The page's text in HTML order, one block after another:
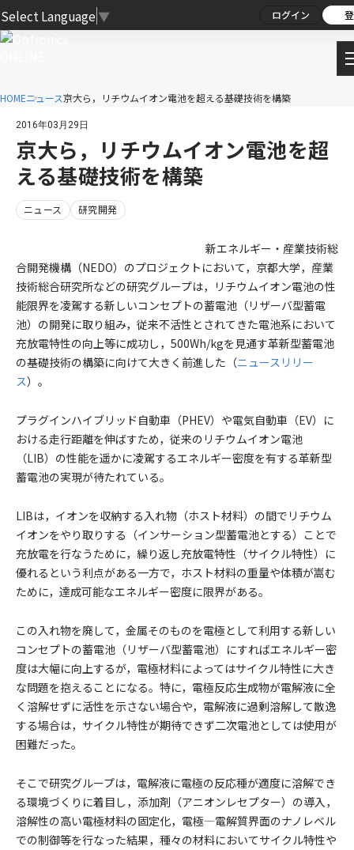
Select Language ▼ ログイン
HOMEニュース京大ら，リチウムイオン電池を超える基礎技術を構築
2016年03月29日
京大ら，リチウムイオン電池を超
える基礎技術を構築
ニュース 研究開発
新エネルギー・産業技術総
合開発機構（NEDO）のプロジェクトにおいて，京都大学，産業
技術総合研究所などの研究グループは，リチウムイオン電池の性
能限界を凌駕する新しいコンセプトの蓄電池（リザーバ型蓄電
池）の開発に取り組み，従来不活性とされてきた電池系において
充放電特性の向上等に成功し，500Wh/kgを見通す革新型蓄電池
の基礎技術の構築に向けて大きく前進した（ニュースリリー
ス）。
プラグインハイブリッド自動車（PHEV）や電気自動車（EV）に
おける走行距離を伸ばすため，従来のリチウムイオン電池
（LIB）の性能を遥かに凌駕するエネルギー密度を有する革新型
蓄電池の実現が待たれている。
LIBは，イオンを収納する入れ物（ホスト材料）の間でリチウム
イオンをやり取りする（インサーション型蓄電池とする）ことで
充放電を行なうために，繰り返し充放電特性（サイクル特性）に
優れるという利点がある一方で，ホスト材料の重量や体積が嵩む
ために，達成可能なエネルギー密度に限界がある。
この入れ物を廃して，金属そのものを電極として利用する新しい
コンセプトの蓄電池（リザーバ型蓄電池）にすればエネルギー密
度は大幅に向上するが，電極材料によってはサイクル特性に大き
な問題を抱えることになる。特に，電極反応生成物が電解液に全
く溶解せずに活性を示さない場合や，電解液に過剰溶解して散逸
する場合は，サイクル特性が期待できず二次電池としては使用が
困難だった。
そこで研究グループは，電解液に電極の反応種が適度に溶解でき
る環境づくりに着目し，添加剤（アニオンレセプター）の導入，
溶解性の高い電極材料の固定化，電極―電解質界面のナノレベル
での制御等を行なった結果，種々の材料においてサイクル特性や